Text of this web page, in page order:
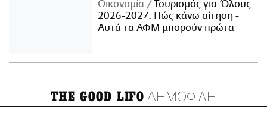
Οικονομία
Τουρισμός για Όλους
2026-2027: Πώς κάνω αίτηση -
Αυτά τα ΑΦΜ μπορούν πρώτα
THE GOOD LIFO ΔΗΜΟΦΙΛΗ